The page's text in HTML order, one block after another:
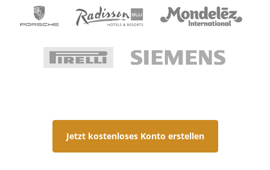
Jetzt kostenloses Konto erstellen